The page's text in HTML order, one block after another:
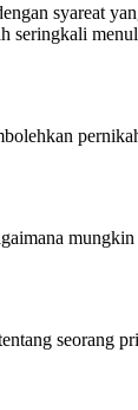
syareat
seorang